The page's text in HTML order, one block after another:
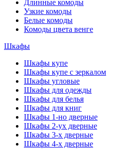
Длинные комоды
Узкие комоды
Белые комоды
Комоды цвета венге
Шкафы
Шкафы купе
Шкафы купе с зеркалом
Шкафы угловые
Шкафы для одежды
Шкафы для белья
Шкафы для книг
Шкафы 1-но дверные
Шкафы 2-ух дверные
Шкафы 3-х дверные
Шкафы 4-х дверные